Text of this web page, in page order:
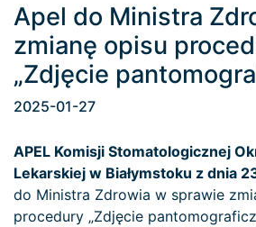
Loading...
Apel do Ministra
zmianę opisu
„Zdjęcie
2025-01-27
APEL Komisji Stomatologicznej
Lekarskiej w Białymstoku z dnia
do Ministra Zdrowia w sprawie
procedury „Zdjęcie